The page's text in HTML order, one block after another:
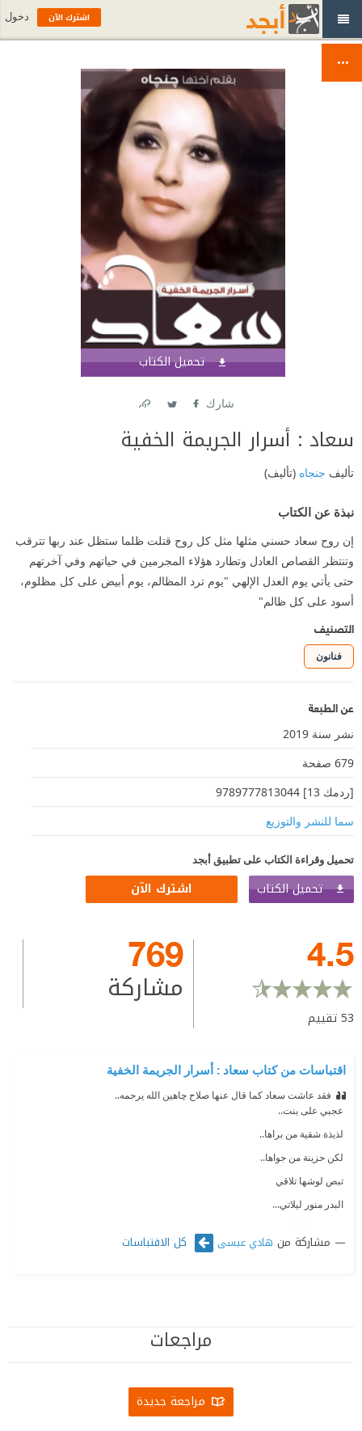
تحميل الكتاب
شارك
سعاد : أسرار الجريمة الخفية
تأليف جنجاه (تأليف)
نبذة عن الكتاب
إن روح سعاد حسني مثلها مثل كل روح قتلت ظلما ستظل عند ربها تترقب
وتنتظر القصاص العادل وتطارد هؤلاء المجرمين في حياتهم وفي آخرتهم
حتى يأتي يوم العدل الإلهي "يوم ترد المظالم، يوم أبيض على كل مظلوم،
أسود على كل ظالم"
التصنيف
فنانون
عن الطبعة
نشر سنة 2019
679 صفحة
[ردمك 13] 9789777813044
سما للنشر والتوزيع
تحميل وقراءة الكتاب على تطبيق أبجد
تحميل الكتاب اشترك الآن
4.5
53تقييم
769
مشاركة
اقتباسات من كتاب سعاد : أسرار الجريمة الخفية
فقد عاشت سعاد كما قال عنها صلاح چاهين الله يرحمه..‏
‫ ‏عجبي على بنت..‏
‫ ‏لذيذة شقية من براها..‏
‫ ‏لكن حزينة من جواها..‏
‫ ‏تبص لوشها تلاقي ‏
‫ ‏البدر منور ليلاتي…‏
‫ ‏بني أدم بيموت يوماتي..‏
مشاركة من هادي عيسى كل الاقتباسات
مراجعات
مراجعة جديدة
اشترك الآن دخول